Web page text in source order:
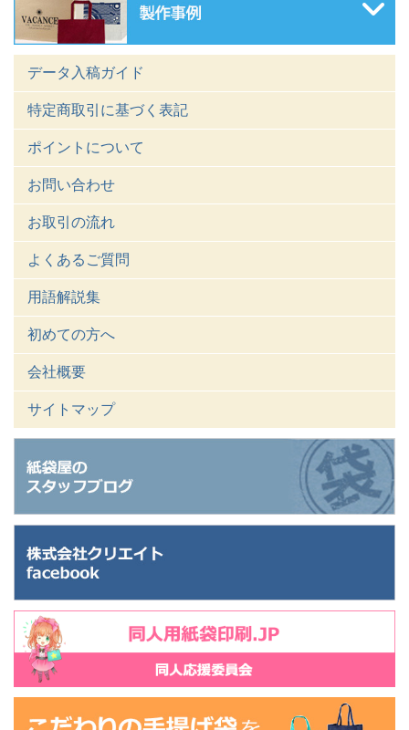
データ入稿ガイド
特定商取引に基づく表記
ポイントについて
お問い合わせ
お取引の流れ
よくあるご質問
用語解説集
初めての方へ
会社概要
サイトマップ